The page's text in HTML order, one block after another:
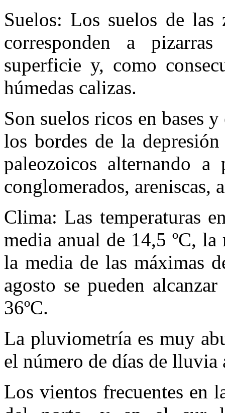
Suelos: Los suelos de las
corresponden a
superficie y, como
húmedas calizas.
Son suelos ricos en bases
los bordes de la
paleozoicos alternando
conglomerados, areniscas,
Clima: Las temperaturas
media anual de 14,5 ºC,
la media de las máximas
agosto se pueden
36ºC.
La pluviometría es muy
el número de días de lluvia
Los vientos frecuentes en